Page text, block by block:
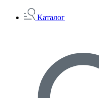
Каталог